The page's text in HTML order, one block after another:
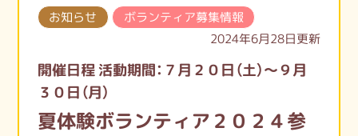
お知らせ
ボランティア募集情報
2024年6月28日更新
開催日程 活動期間：７月２０日（土）～９月
３０日（月）
夏体験ボランティア２０２４参